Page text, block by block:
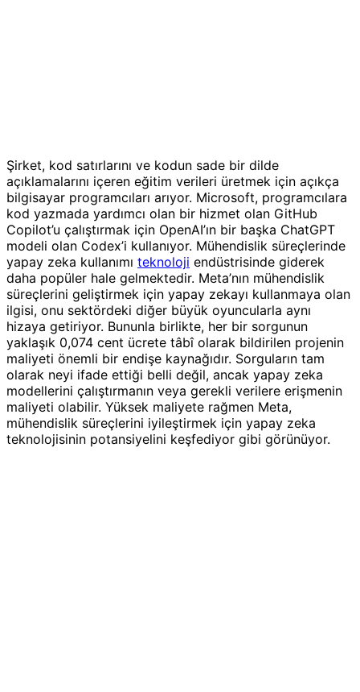
Şirket, kod satırlarını ve kodun sade bir dilde
açıklamalarını içeren eğitim verileri üretmek için açıkça
bilgisayar programcıları arıyor. Microsoft, programcılara
kod yazmada yardımcı olan bir hizmet olan GitHub
Copilot’u çalıştırmak için OpenAI’ın bir başka ChatGPT
modeli olan Codex’i kullanıyor. Mühendislik süreçlerinde
yapay zeka kullanımı teknoloji endüstrisinde giderek
daha popüler hale gelmektedir. Meta’nın mühendislik
süreçlerini geliştirmek için yapay zekayı kullanmaya olan
ilgisi, onu sektördeki diğer büyük oyuncularla aynı
hizaya getiriyor. Bununla birlikte, her bir sorgunun
yaklaşık 0,074 cent ücrete tâbî olarak bildirilen projenin
maliyeti önemli bir endişe kaynağıdır. Sorguların tam
olarak neyi ifade ettiği belli değil, ancak yapay zeka
modellerini çalıştırmanın veya gerekli verilere erişmenin
maliyeti olabilir. Yüksek maliyete rağmen Meta,
mühendislik süreçlerini iyileştirmek için yapay zeka
teknolojisinin potansiyelini keşfediyor gibi görünüyor.